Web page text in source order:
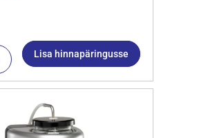
Lisa hinnapäringusse